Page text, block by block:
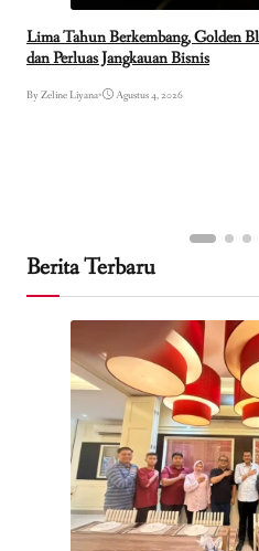
Lima Tahun Berkembang, Golden
dan Perluas Jangkauan Bisnis
By Zeline Liyana• Agustus 4, 2026
Berita Terbaru